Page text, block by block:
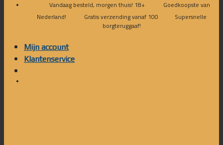
Vandaag besteld, morgen thuis! 18+
Goedkoopste van
Nederland!
Gratis verzending vanaf 100
Supersnelle
borgteruggaaf!
Mijn account
Klantenservice